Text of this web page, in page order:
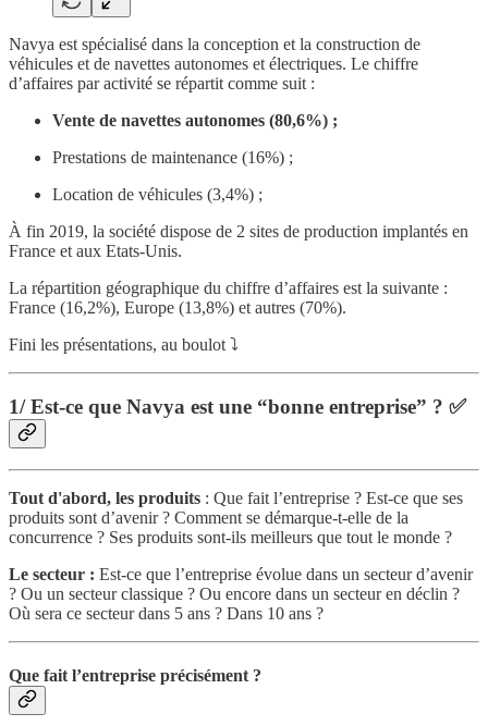
Navya est spécialisé dans la conception et la construction de
véhicules et de navettes autonomes et électriques. Le chiffre
d’affaires par activité se répartit comme suit :
Vente de navettes autonomes (80,6%) ;
Prestations de maintenance (16%) ;
Location de véhicules (3,4%) ;
À fin 2019, la société dispose de 2 sites de production implantés en
France et aux Etats-Unis.
La répartition géographique du chiffre d’affaires est la suivante :
France (16,2%), Europe (13,8%) et autres (70%).
Fini les présentations, au boulot ⤵️
1/ Est-ce que Navya est une “bonne entreprise” ? ✅
Tout d'abord, les produits : Que fait l’entreprise ? Est-ce que ses
produits sont d’avenir ? Comment se démarque-t-elle de la
concurrence ? Ses produits sont-ils meilleurs que tout le monde ?
Le secteur : Est-ce que l’entreprise évolue dans un secteur d’avenir
? Ou un secteur classique ? Ou encore dans un secteur en déclin ?
Où sera ce secteur dans 5 ans ? Dans 10 ans ?
Que fait l’entreprise précisément ?